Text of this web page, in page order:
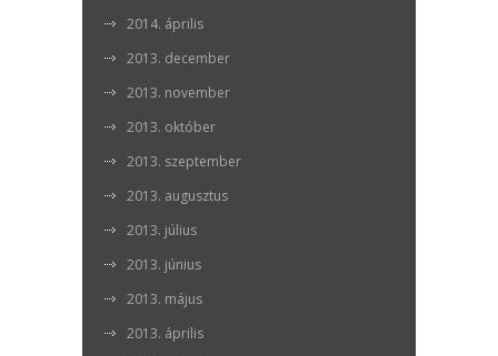
2014. április
2013. december
2013. november
2013. október
2013. szeptember
2013. augusztus
2013. július
2013. június
2013. május
2013. április